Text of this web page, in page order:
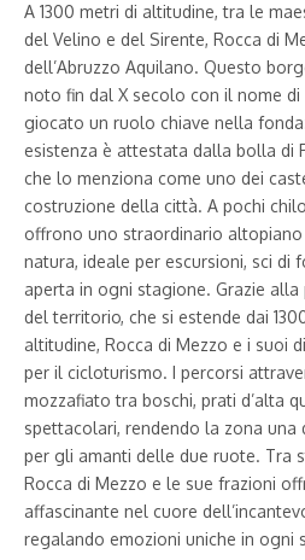
A 1300 metri di altitudine, tra le
del Velino e del Sirente, Rocca di
dell’Abruzzo Aquilano. Questo
noto fin dal X secolo con il nome di
giocato un ruolo chiave nella
esistenza è attestata dalla bolla di
che lo menziona come uno dei
costruzione della città. A pochi
offrono uno straordinario altopiano
natura, ideale per escursioni, sci di
aperta in ogni stagione. Grazie
del territorio, che si estende dai
altitudine, Rocca di Mezzo e i suoi
per il cicloturismo. I percorsi
mozzafiato tra boschi, prati d’alta
spettacolari, rendendo la zona una
per gli amanti delle due ruote. Tra
Rocca di Mezzo e le sue frazioni
affascinante nel cuore
regalando emozioni uniche in ogni